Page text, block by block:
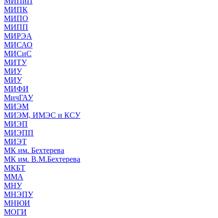
МИПК
МИПО
МИПП
МИРЭА
МИСАО
МИСиС
МИТУ
МИУ
МИУ
МИФИ
МичГАУ
МИЭМ
МИЭМ, ИМЭС и КСУ
МИЭП
МИЭПП
МИЭТ
МК им. Бехтерева
МК им. В.М.Бехтерева
МКБТ
ММА
МНУ
МНЭПУ
МНЮИ
МОГИ